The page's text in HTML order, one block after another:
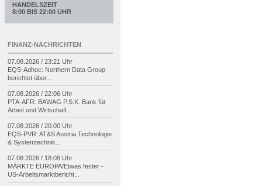
HANDELSZEIT
8:00 BIS 22:00 UHR
FINANZ-NACHRICHTEN
07.08.2026 / 23:21 Uhr
EQS-Adhoc: Northern Data Group
berichtet über...
07.08.2026 / 22:06 Uhr
PTA-AFR: BAWAG P.S.K. Bank für
Arbeit und Wirtschaft...
07.08.2026 / 20:00 Uhr
EQS-PVR: AT&S Austria Technologie
& Systemtechnik...
07.08.2026 / 18:08 Uhr
MÄRKTE EUROPA/Etwas fester -
US-Arbeitsmarktbericht...